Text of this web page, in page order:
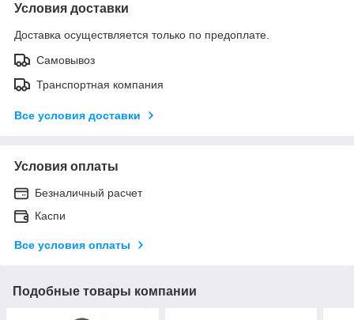
Условия доставки
Доставка осуществляется только по предоплате.
Самовывоз
Транспортная компания
Все условия доставки
Условия оплаты
Безналичный расчет
Каспи
Все условия оплаты
Подобные товары компании